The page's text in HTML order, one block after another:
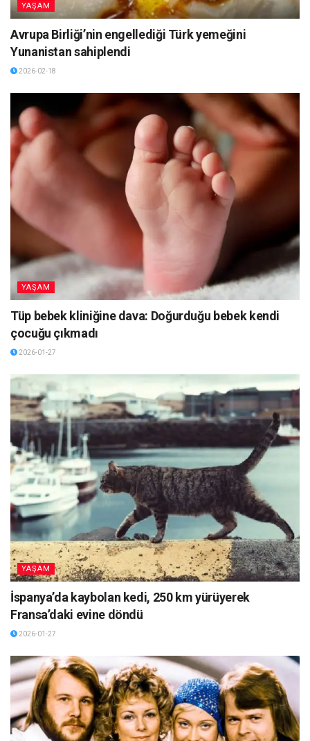
YAŞAM
Avrupa Birliği’nin engellediği Türk yemeğini
Yunanistan sahiplendi
2026-02-18
YAŞAM
Tüp bebek kliniğine dava: Doğurduğu bebek kendi
çocuğu çıkmadı
2026-01-27
YAŞAM
İspanya’da kaybolan kedi, 250 km yürüyerek
Fransa’daki evine döndü
2026-01-27